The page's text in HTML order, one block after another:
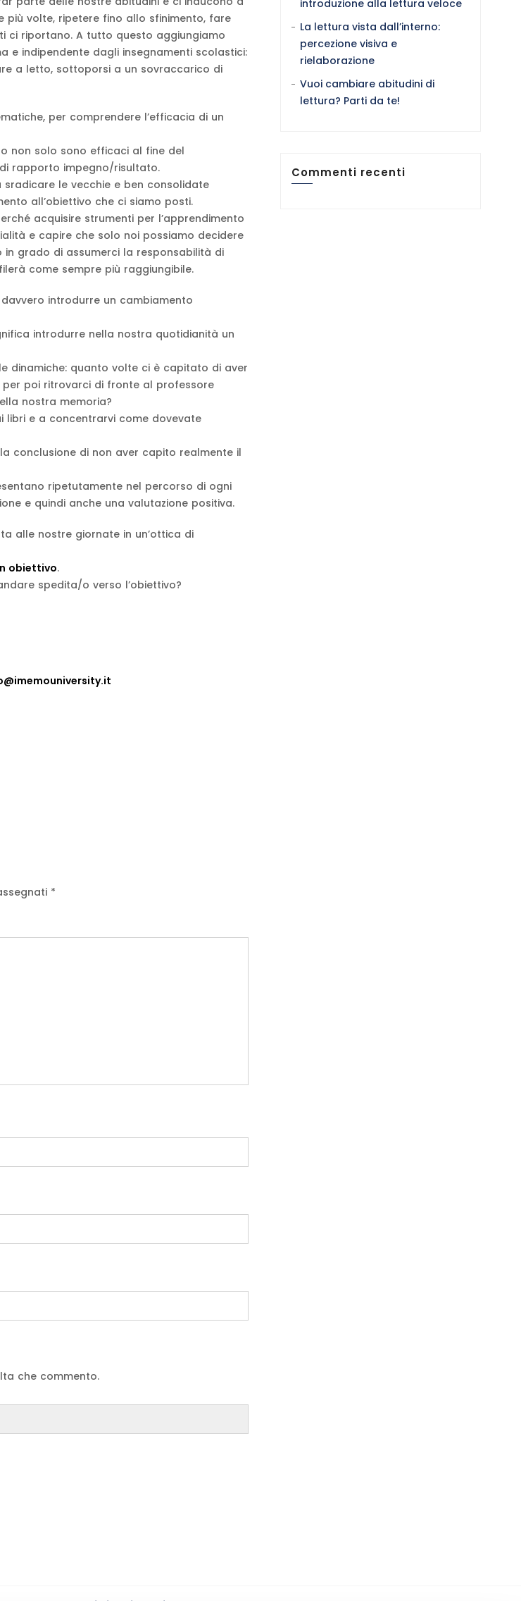
più volte, ripetere fino allo sfinimento, fare
ci riportano. A tutto questo aggiungiamo
e indipendente dagli insegnamenti scolastici:
a letto, sottoporsi a un sovraccarico di
per comprendere l’efficacia di un
non solo sono efficaci al fine del
rapporto impegno/risultato.
le vecchie e ben consolidate
all’obiettivo che ci siamo posti.
acquisire strumenti per l’apprendimento
e capire che solo noi possiamo decidere
grado di assumerci la responsabilità di
come sempre più raggiungibile.
introdurre un cambiamento
introdurre nella nostra quotidianità un
dinamiche: quanto volte ci è capitato di aver
poi ritrovarci di fronte al professore
nostra memoria?
libri e a concentrarvi come dovevate
conclusione di non aver capito realmente il
ripetutamente nel percorso di ogni
e quindi anche una valutazione positiva.
alle nostre giornate in un’ottica di
obiettivo.
spedita/o verso l’obiettivo?
*
che commento.
introduzione alla lettura veloce
La lettura vista dall’interno:
percezione visiva e
rielaborazione
Vuoi cambiare abitudini di
lettura? Parti da te!
Commenti recenti